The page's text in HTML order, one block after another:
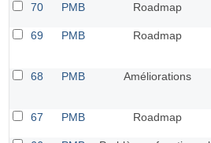
70
PMB Roadmap
69 PMB Roadmap
68 PMB Améliorations
67 PMB Roadmap